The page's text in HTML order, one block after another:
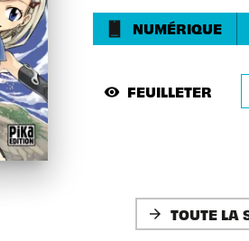
NUMÉRIQUE
visibility FEUILLETER
arrow_forward TOUTE LA